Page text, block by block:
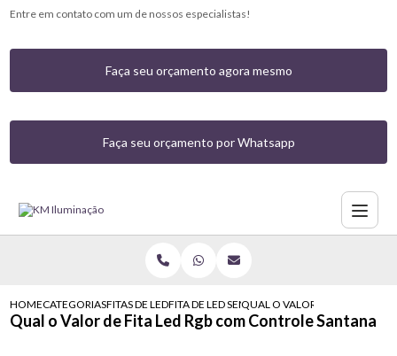
Entre em contato com um de nossos especialistas!
Faça seu orçamento agora mesmo
Faça seu orçamento por Whatsapp
HOMECATEGORIASFITAS DE LEDFITA DE LED SEM FIOQUAL O VALOR DE FITA LED
Qual o Valor de Fita Led Rgb com Controle Santana